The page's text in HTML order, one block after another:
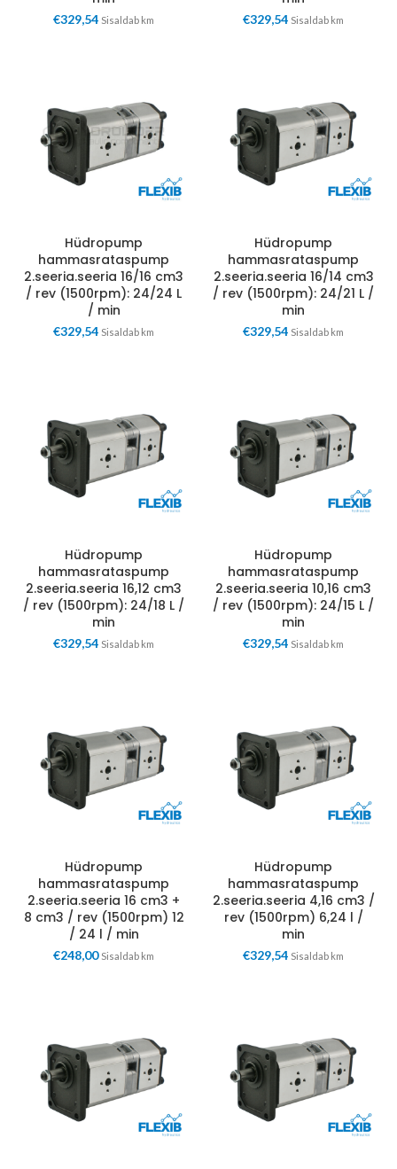
€329,54 Sisaldab km €329,54 Sisaldab km
Hüdropump
hammasrataspump
2.seeria.seeria 16/16 cm3
/ rev (1500rpm): 24/24 L
/ min
€329,54 Sisaldab km
Hüdropump
hammasrataspump
2.seeria.seeria 16/14 cm3
/ rev (1500rpm): 24/21 L /
min
€329,54 Sisaldab km
Hüdropump
hammasrataspump
2.seeria.seeria 16,12 cm3
/ rev (1500rpm): 24/18 L /
min
€329,54 Sisaldab km
Hüdropump
hammasrataspump
2.seeria.seeria 10,16 cm3
/ rev (1500rpm): 24/15 L /
min
€329,54 Sisaldab km
Hüdropump
hammasrataspump
2.seeria.seeria 16 cm3 +
8 cm3 / rev (1500rpm) 12
/ 24 l / min
€248,00 Sisaldab km
Hüdropump
hammasrataspump
2.seeria.seeria 4,16 cm3 /
rev (1500rpm) 6,24 l /
min
€329,54 Sisaldab km